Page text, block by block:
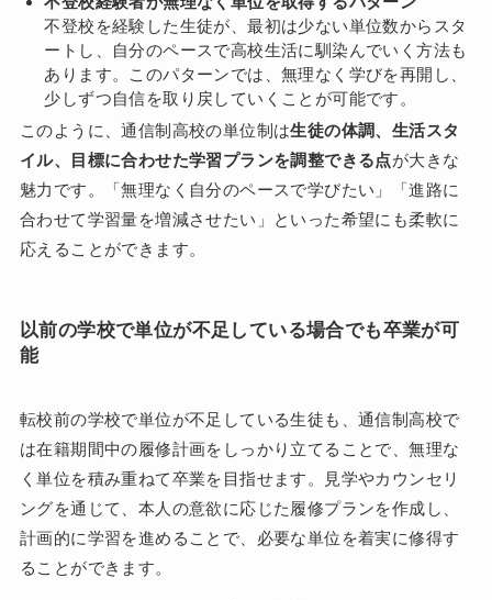
不登校を経験した生徒が、最初は少ない単位数からスタ
ートし、自分のペースで高校生活に馴染んでいく方法も
あります。このパターンでは、無理なく学びを再開し、
少しずつ自信を取り戻していくことが可能です。
このように、通信制高校の単位制は生徒の体調、生活スタ
イル、目標に合わせた学習プランを調整できる点が大きな
魅力です。「無理なく自分のペースで学びたい」「進路に
合わせて学習量を増減させたい」といった希望にも柔軟に
応えることができます。
以前の学校で単位が不足している場合でも卒業が可
能
転校前の学校で単位が不足している生徒も、通信制高校で
は在籍期間中の履修計画をしっかり立てることで、無理な
く単位を積み重ねて卒業を目指せます。見学やカウンセリ
ングを通じて、本人の意欲に応じた履修プランを作成し、
計画的に学習を進めることで、必要な単位を着実に修得す
ることができます。